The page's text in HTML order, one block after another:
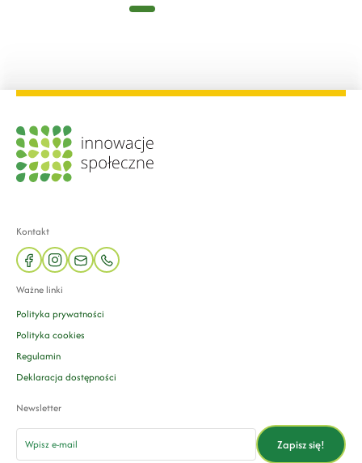
Kontakt
facebookinstagram
mail phone
Ważne linki
Polityka prywatności
Polityka cookies
Regulamin
Deklaracja dostępności
Newsletter
email
Zapisz się!